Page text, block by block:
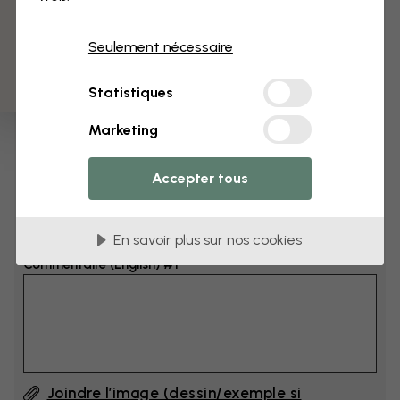
Ajoutez 6–10 cm à la largeur et à la hauteur
Ajouter un commentaire
Commentaire (English) #1
Joindre l’image (dessin/exemple si
Seulement nécessaire
Statistiques
Marketing
Accepter tous
En savoir plus sur nos cookies